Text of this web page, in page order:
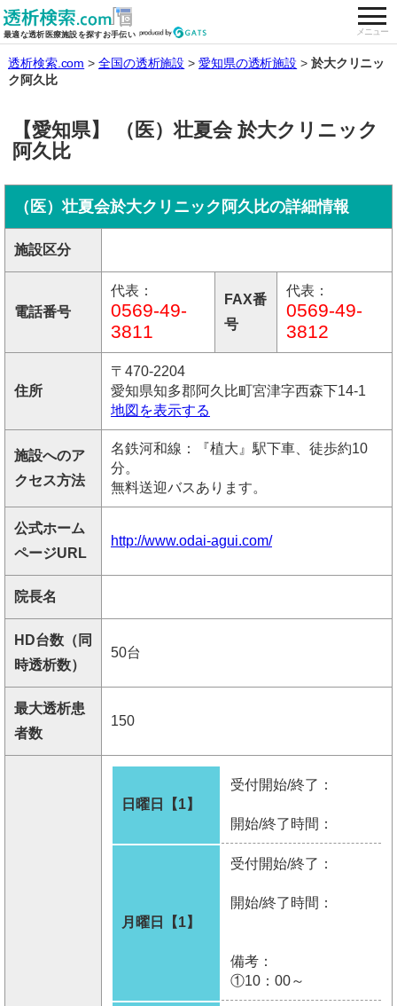
最適な透析医療施設を探すお手伝い メニュー
全国の透析施設を検索する
透析検索.com 全国の透析施設 愛知県の透析施設
於大クリニッ
ク阿久比
【愛知県】 （医）壮夏会 於大クリニック
阿久比
（医）壮夏会於大クリニック阿久比の詳細情報
施設区分
電話番号
代表：
0569-49-
3811
FAX番
号
代表：
0569-49-
3812
住所
〒470-2204
愛知県知多郡阿久比町宮津字西森下14-1
地図を表示する
施設へのア
クセス方法
名鉄河和線：『植大』駅下車、徒歩約10
分。
無料送迎バスあります。
公式ホーム
ページURL
http://www.odai-agui.com/
院長名
HD台数（同
時透析数）
50台
最大透析患
者数
150
日曜日【1】
受付開始/終了：
開始/終了時間：
月曜日【1】
受付開始/終了：
開始/終了時間：
備考：
①10：00～